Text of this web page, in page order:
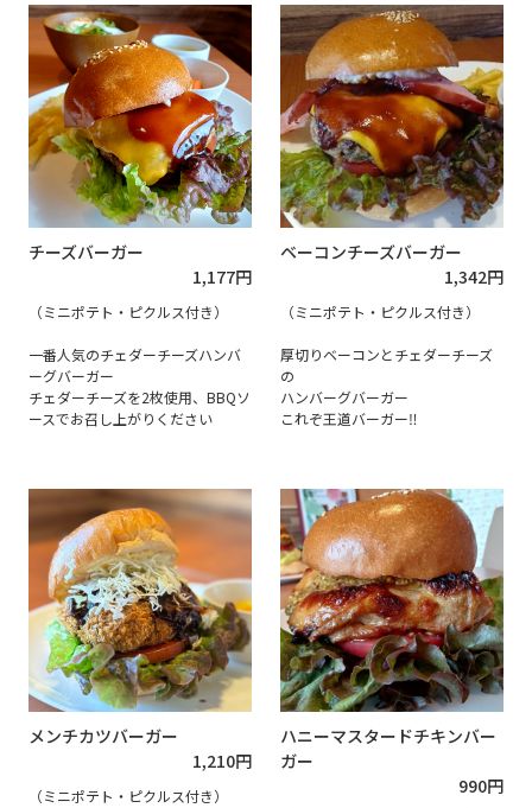
チーズバーガー
1,177円
（ミニポテト・ピクルス付き）
一番人気のチェダーチーズハンバ
ーグバーガー
チェダーチーズを2枚使用、BBQソ
ースでお召し上がりください
ベーコンチーズバーガー
1,342円
（ミニポテト・ピクルス付き）
厚切りベーコンとチェダーチーズ
の
ハンバーグバーガー
これぞ王道バーガー‼
メンチカツバーガー
1,210円
（ミニポテト・ピクルス付き）
ハニーマスタードチキンバー
ガー
990円